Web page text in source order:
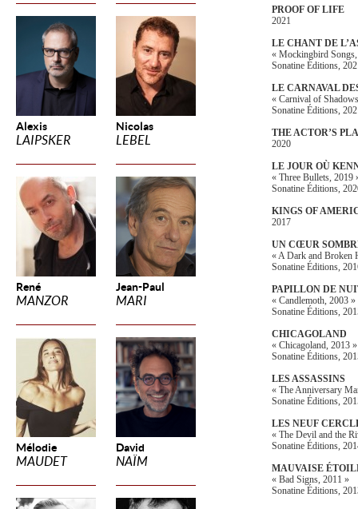
Alexis
LAIPSKER
Nicolas
LEBEL
René
MANZOR
Jean-Paul
MARI
Mélodie
MAUDET
David
NAÏM
PROOF OF LIFE
2021
LE CHANT DE
« Mockingbird
Sonatine Éditions,
LE CARNAVAL
« Carnival of
Sonatine Éditions,
THE ACTOR’S
2020
LE JOUR OÙ
« Three Bullets, 2019
Sonatine Éditions,
KINGS OF
2017
UN CŒUR
« A Dark and Broken
Sonatine Éditions,
PAPILLON DE
« Candlemoth, 2003 »
Sonatine Éditions,
CHICAGOLAND
« Chicagoland, 2013 »
Sonatine Éditions,
LES ASSASSINS
« The Anniversary
Sonatine Éditions,
LES NEUF
« The Devil and the
Sonatine Éditions,
MAUVAISE
« Bad Signs, 2011 »
Sonatine Éditions,